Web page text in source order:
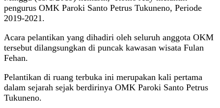
pengurus OMK Paroki Santo Petrus Tukuneno, Periode
2019-2021.
Acara pelantikan yang dihadiri oleh seluruh anggota OKM
tersebut dilangsungkan di puncak kawasan wisata Fulan
Fehan.
Pelantikan di ruang terbuka ini merupakan kali pertama
dalam sejarah sejak berdirinya OMK Paroki Santo Petrus
Tukuneno.